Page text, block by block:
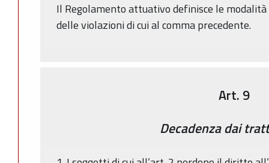
Il Regolamento attuativo definisce le
delle violazioni di cui al comma precedente.
Art. 9
Decadenza dai